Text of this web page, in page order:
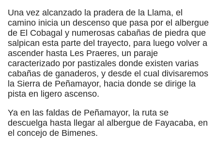
Una vez alcanzado la pradera de la Llama, el
camino inicia un descenso que pasa por el albergue
de El Cobagal y numerosas cabañas de piedra que
salpican esta parte del trayecto, para luego volver a
ascender hasta Les Praeres, un paraje
caracterizado por pastizales donde existen varias
cabañas de ganaderos, y desde el cual divisaremos
la Sierra de Peñamayor, hacia donde se dirige la
pista en ligero ascenso.
Ya en las faldas de Peñamayor, la ruta se
descuelga hasta llegar al albergue de Fayacaba, en
el concejo de Bimenes.